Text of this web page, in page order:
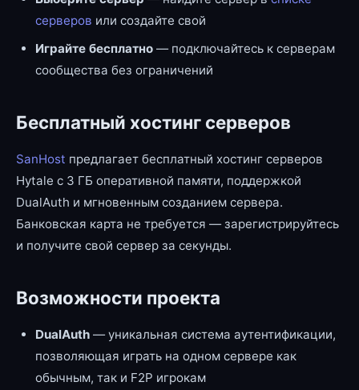
серверов или создайте свой
Играйте бесплатно — подключайтесь к серверам
сообщества без ограничений
Бесплатный хостинг серверов
SanHost предлагает бесплатный хостинг серверов
Hytale с 3 ГБ оперативной памяти, поддержкой
DualAuth и мгновенным созданием сервера.
Банковская карта не требуется — зарегистрируйтесь
и получите свой сервер за секунды.
Возможности проекта
DualAuth — уникальная система аутентификации,
позволяющая играть на одном сервере как
обычным, так и F2P игрокам